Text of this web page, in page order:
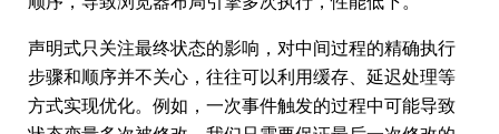
声明式只关注最终状态的影响，对中间过程的精确执行
步骤和顺序并不关心，往往可以利用缓存、延迟处理等
方式实现优化。例如，一次事件触发的过程中可能导致